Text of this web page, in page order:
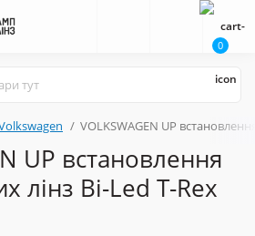
0
VOLKSWAGEN UP
UP встановлення
лінз Bi-Led T-Rex